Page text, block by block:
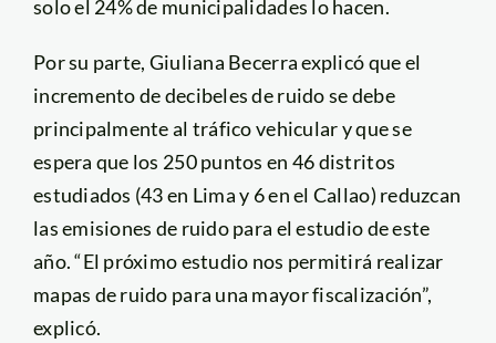
solo el 24% de municipalidades lo hacen.
Por su parte, Giuliana Becerra explicó que el
incremento de decibeles de ruido se debe
principalmente al tráfico vehicular y que se
espera que los 250 puntos en 46 distritos
estudiados (43 en Lima y 6 en el Callao) reduzcan
las emisiones de ruido para el estudio de este
año. “El próximo estudio nos permitirá realizar
mapas de ruido para una mayor fiscalización”,
explicó.